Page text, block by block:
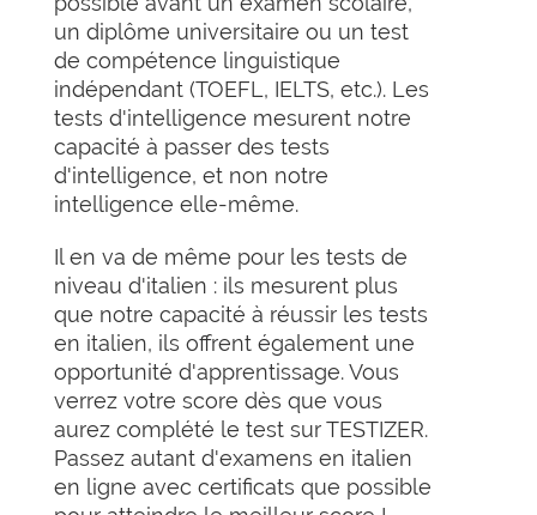
un diplôme universitaire ou un test
de compétence linguistique
indépendant (TOEFL, IELTS, etc.). Les
tests d'intelligence mesurent notre
capacité à passer des tests
d'intelligence, et non notre
intelligence elle-même.
Il en va de même pour les tests de
niveau d'italien : ils mesurent plus
que notre capacité à réussir les tests
en italien, ils offrent également une
opportunité d'apprentissage. Vous
verrez votre score dès que vous
aurez complété le test sur TESTIZER.
Passez autant d'examens en italien
en ligne avec certificats que possible